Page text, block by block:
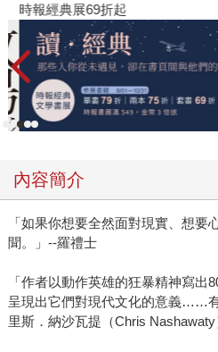
時報經典展69折起
內容簡介
「如果你想要全然面對現實、想
聞。」--羅禮士
「作者以動作英雄的狂暴精神寫出
呈現出它們對現代文化的意義……
里斯．納沙瓦提（Chris